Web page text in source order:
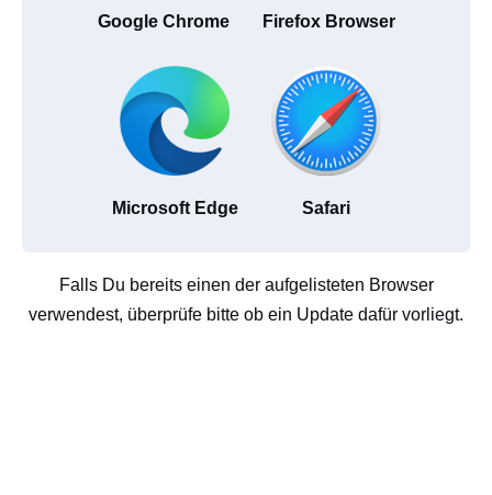
Google Chrome Firefox Browser
Microsoft Edge Safari
Falls Du bereits einen der aufgelisteten Browser
verwendest, überprüfe bitte ob ein Update dafür vorliegt.